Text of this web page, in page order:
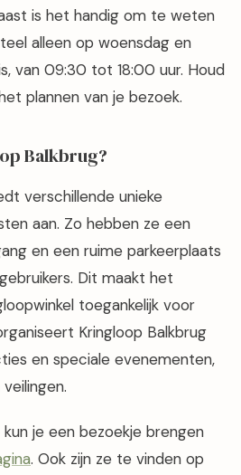
is het handig om te weten
alleen op woensdag en
van 09:30 tot 18:00 uur. Houd
plannen van je bezoek.
Balkbrug?
verschillende unieke
aan. Zo hebben ze een
en een ruime parkeerplaats
Dit maakt het
toegankelijk voor
Kringloop Balkbrug
en speciale evenementen,
je een bezoekje brengen
. Ook zijn ze te vinden op